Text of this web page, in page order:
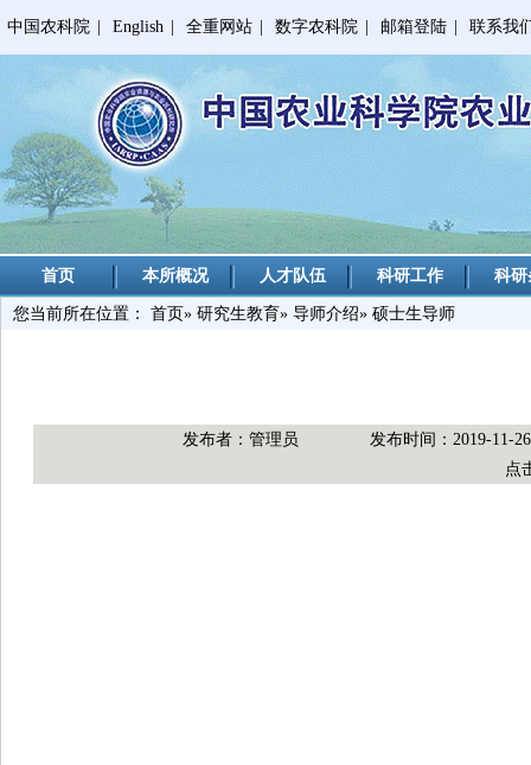
中国农科院 English 全重网站 数字农科院 邮箱登陆 联系我
首页 本所概况 人才队伍 科研工作 科
您当前所在位置： 首页» 研究生教育» 导师介绍» 硕士生导师
发布者：管理员
发布时间：2019-11-26
点